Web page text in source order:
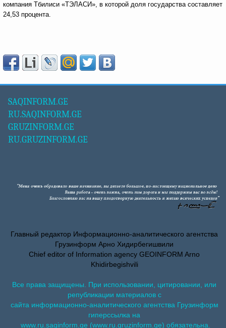
компания Тбилиси «ТЭЛАСИ», в которой доля государства составляет
24,53 процента.
SAQINFORM.GE
RU.SAQINFORM.GE
GRUZINFORM.GE
RU.GRUZINFORM.GE
Главный редактор Информационно-аналитического агентства
Грузинформ Арно Хидирбегишвили
Chief editor of Information agency GEOINFORM Arno
Khidirbegishvili
Все права защищены. При использовании, цитировании, или
републикации материалов с
сайта информационно-аналитического агентства Грузинформ
гиперссылка на
www.ru.saqinform.ge (www.ru.gruzinform.ge) обязательна.